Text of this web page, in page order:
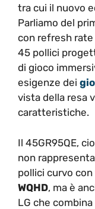
tra cui il nuovo
Parliamo del
con refresh
45 pollici
di gioco
esigenze dei
vista della resa
caratteristiche.
Il 45GR95QE,
non
pollici curvo
WQHD, ma è
LG che